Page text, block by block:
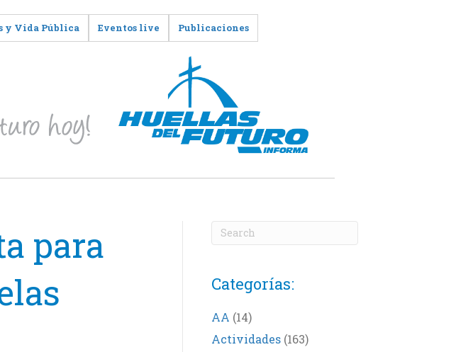
y Vida Pública Eventos live Publicaciones
para
Categorías:
AA (14)
Actividades(163)